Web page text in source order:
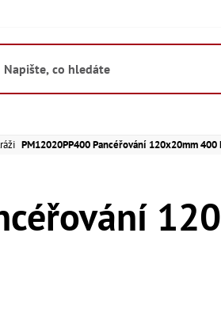
PM12020PP400 Pancéřování 120x20mm 400